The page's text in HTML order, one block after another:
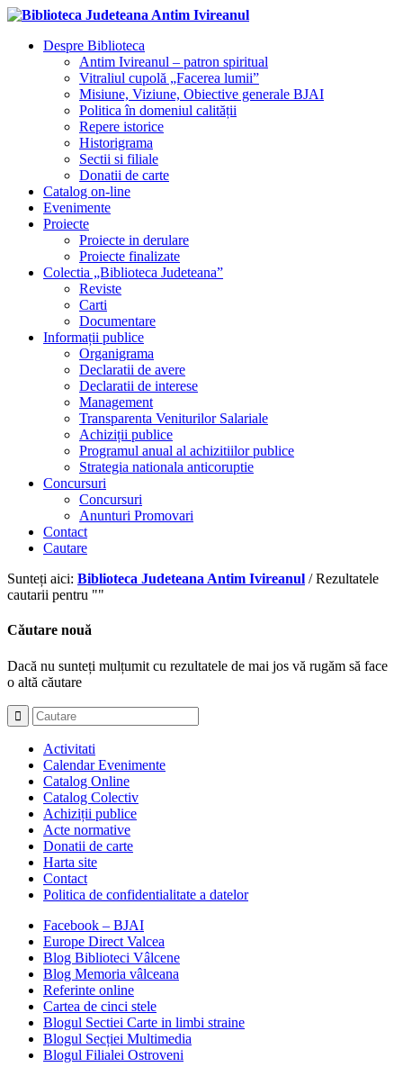
Despre Biblioteca
Antim Ivireanul – patron spiritual
Vitraliul cupolă „Facerea lumii”
Misiune, Viziune, Obiective generale BJAI
Politica în domeniul calității
Repere istorice
Historigrama
Sectii si filiale
Donatii de carte
Catalog on-line
Evenimente
Proiecte
Proiecte in derulare
Proiecte finalizate
Colectia „Biblioteca Judeteana”
Reviste
Carti
Documentare
Informații publice
Organigrama
Declaratii de avere
Declaratii de interese
Management
Transparenta Veniturilor Salariale
Achiziții publice
Programul anual al achizitiilor publice
Strategia nationala anticoruptie
Concursuri
Concursuri
Anunturi Promovari
Contact
Cautare
Sunteți aici: Biblioteca Judeteana Antim Ivireanul / Rezultatele
cautarii pentru ""
Căutare nouă
Dacă nu sunteți mulțumit cu rezultatele de mai jos vă rugăm să face
o altă căutare
Activitati
Calendar Evenimente
Catalog Online
Catalog Colectiv
Achiziții publice
Acte normative
Donatii de carte
Harta site
Contact
Politica de confidentialitate a datelor
Facebook – BJAI
Europe Direct Valcea
Blog Biblioteci Vâlcene
Blog Memoria vâlceana
Referinte online
Cartea de cinci stele
Blogul Sectiei Carte in limbi straine
Blogul Secției Multimedia
Blogul Filialei Ostroveni